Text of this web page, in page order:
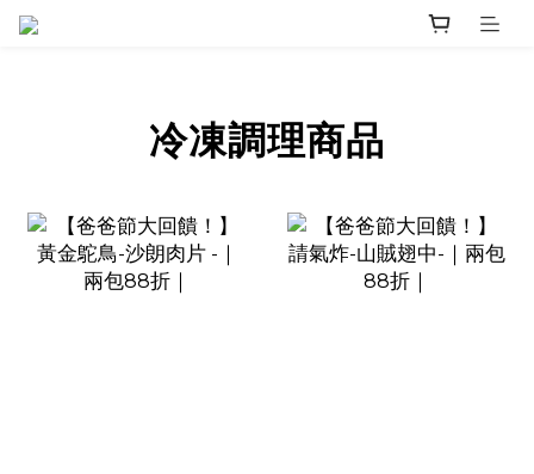
冷凍調理商品